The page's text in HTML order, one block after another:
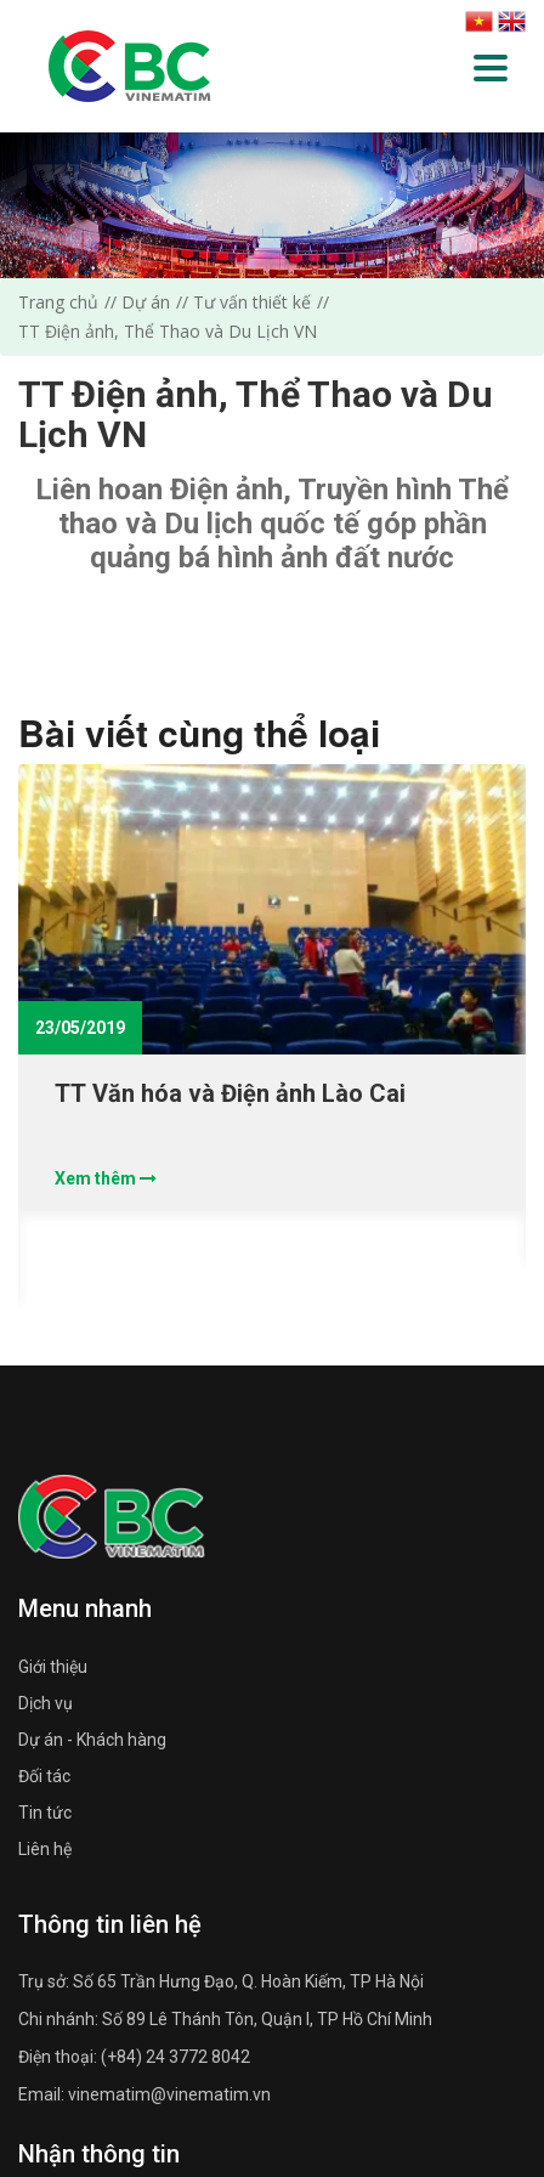
Trang chủ Dự án
Tư vấn thiết kế
TT Điện ảnh, Thể Thao và Du Lịch VN
TT Điện ảnh, Thể Thao và Du
Lịch VN
Liên hoan Điện ảnh, Truyền hình Thể
thao và Du lịch quốc tế góp phần
quảng bá hình ảnh đất nước
Bài viết cùng thể loại
23/05/2019
TT Văn hóa và Điện ảnh Lào Cai
Xem thêm
Menu nhanh
Giới thiệu
Dịch vụ
Dự án - Khách hàng
Đối tác
Tin tức
Liên hệ
Thông tin liên hệ
Trụ sở: Số 65 Trần Hưng Đạo, Q. Hoàn Kiếm, TP Hà Nội
Chi nhánh: Số 89 Lê Thánh Tôn, Quận I, TP Hồ Chí Minh
Điện thoại: (+84) 24 3772 8042
Email: vinematim@vinematim.vn
Nhận thông tin